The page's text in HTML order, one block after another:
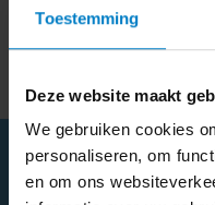
Toestemming
Deze website maakt
We gebruiken cookies
personaliseren, om
en om ons